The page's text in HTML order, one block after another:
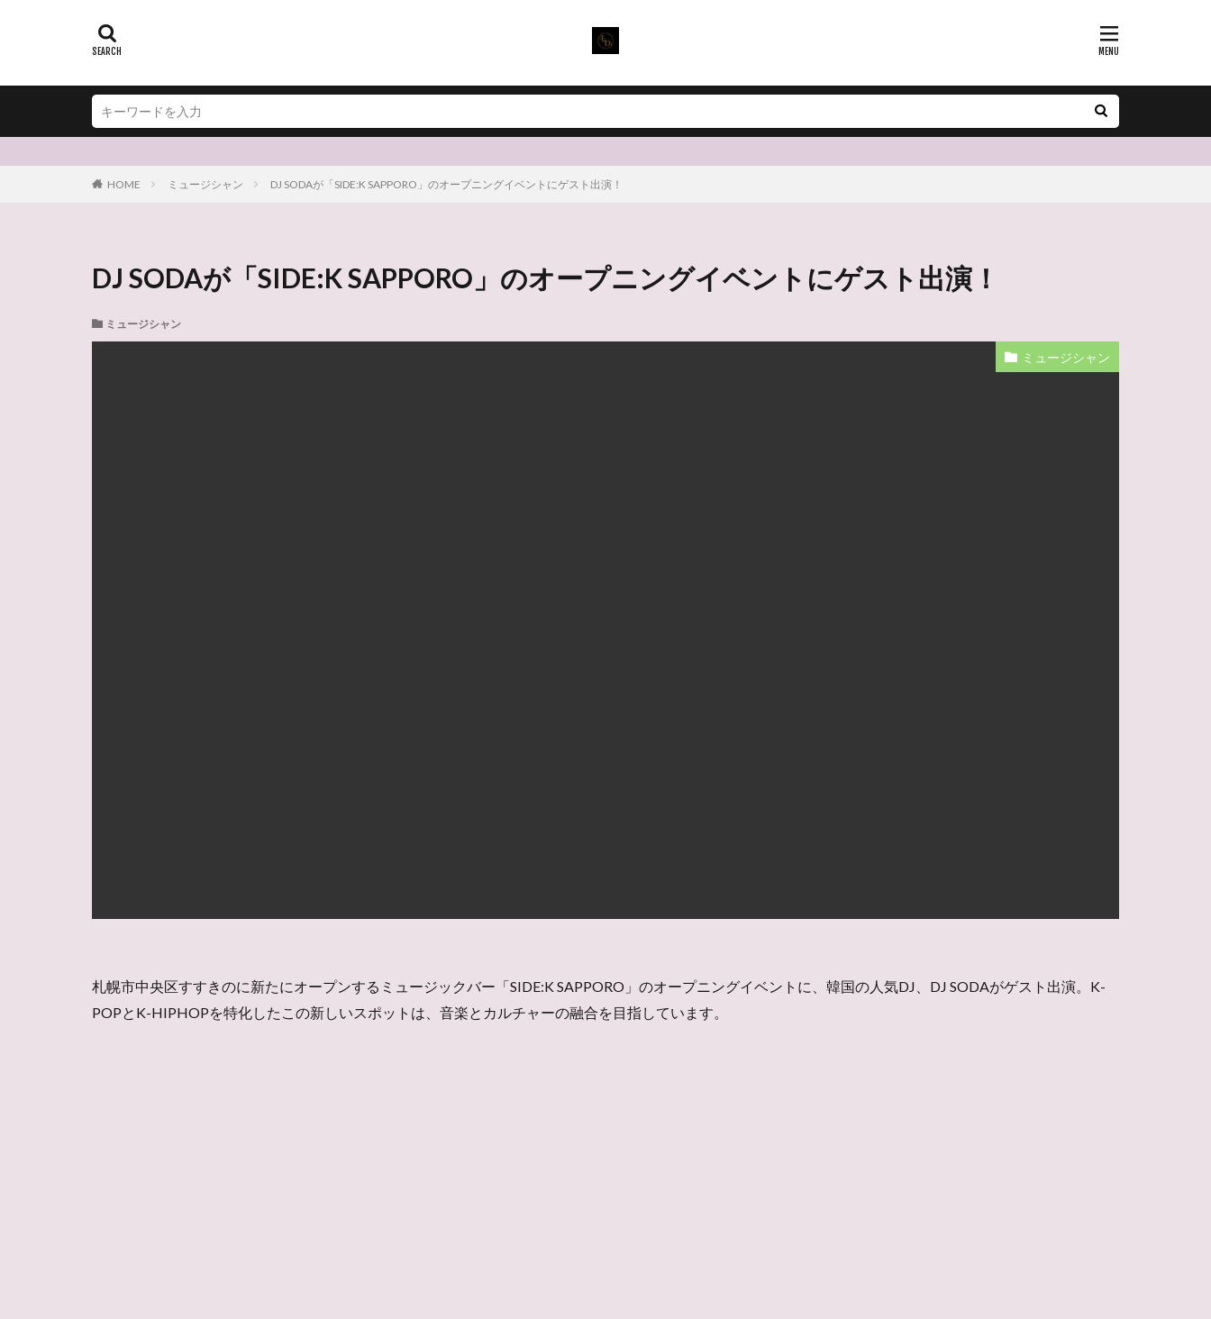
HOME ミュージシャン DJ SODAが「SIDE:K SAPPORO」のオープニングイベントにゲスト出演！
DJ SODAが「SIDE:K SAPPORO」のオープニングイベントにゲスト出演！
ミュージシャン
ミュージシャン
札幌市中央区すすきのに新たにオープンするミュージックバー「SIDE:K SAPPORO」のオープニングイベントに、韓国の人気DJ、DJ SODAがゲスト出演。K-
POPとK-HIPHOPを特化したこの新しいスポットは、音楽とカルチャーの融合を目指しています。